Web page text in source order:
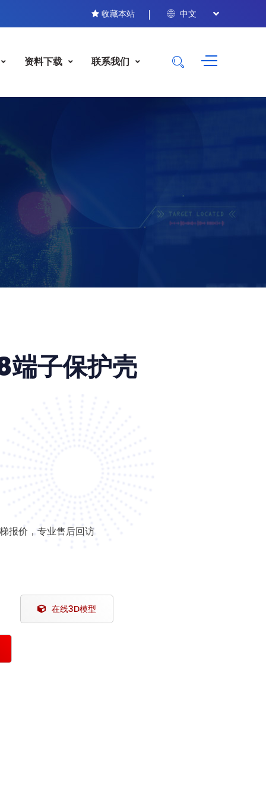
收藏本站 中文
资料下载 联系我们
子保护壳
报价，专业售后回访
在线3D模型